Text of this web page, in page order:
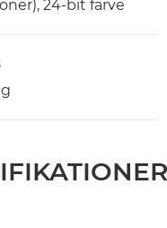
24-bit farve